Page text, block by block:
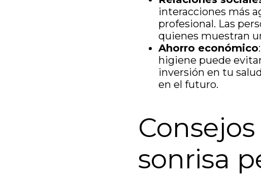
interacciones más
profesional. Las
quienes muestran
Ahorro económico
higiene puede
inversión en tu
en el futuro.
sonrisa